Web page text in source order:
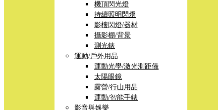
機頂閃光燈
持續照明閃燈
影樓閃燈/器材
攝影棚/背景
測光錶
運動/戶外用品
運動光學/激光測距儀
太陽眼鏡
露營/行山用品
運動/智能手錶
影音與娛樂